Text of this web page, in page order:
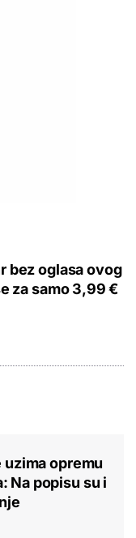
bez oglasa ovog
za samo 3,99 €
opremu
Na popisu su i